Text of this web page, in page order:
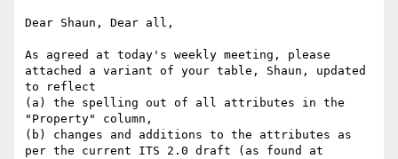
Dear Shaun, Dear all,
As agreed at today's weekly meeting, please
attached a variant of your table, Shaun, updated
to reflect
(a) the spelling out of all attributes in the
"Property" column,
(b) changes and additions to the attributes as